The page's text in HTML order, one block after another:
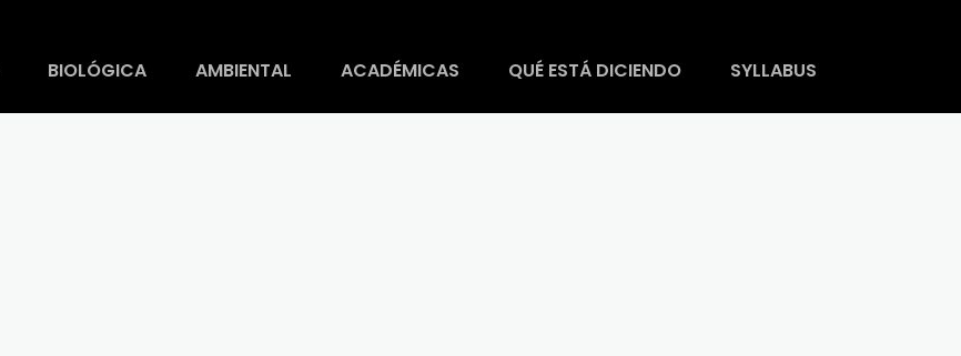
BIOLÓGICA AMBIENTAL ACADÉMICAS QUÉ ESTÁ DICIENDO SYLLABUS